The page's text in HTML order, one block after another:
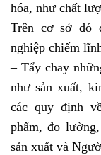
hóa, như chất
Trên cơ sở đó
nghiệp chiếm
– Tẩy chay
như sản xuất,
các quy định
phẩm, đo
sản xuất và